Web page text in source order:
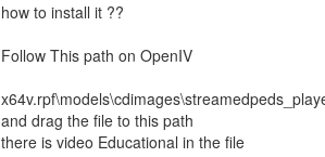
how to install it ??
Follow This path on OpenIV
and drag the file to this path
there is video Educational in the file